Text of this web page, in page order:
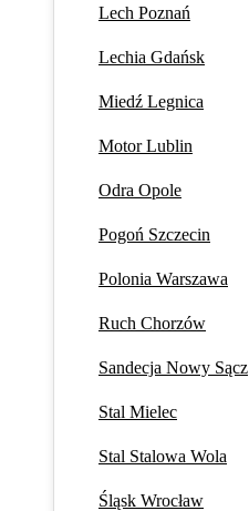
Lech Poznań
Lechia Gdańsk
Miedź Legnica
Motor Lublin
Odra Opole
Pogoń Szczecin
Polonia Warszawa
Ruch Chorzów
Sandecja Nowy Sącz
Stal Mielec
Stal Stalowa Wola
Śląsk Wrocław